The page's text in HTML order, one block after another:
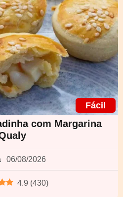
Fácil
com Margarina
06/08/2026
4.9 (430)